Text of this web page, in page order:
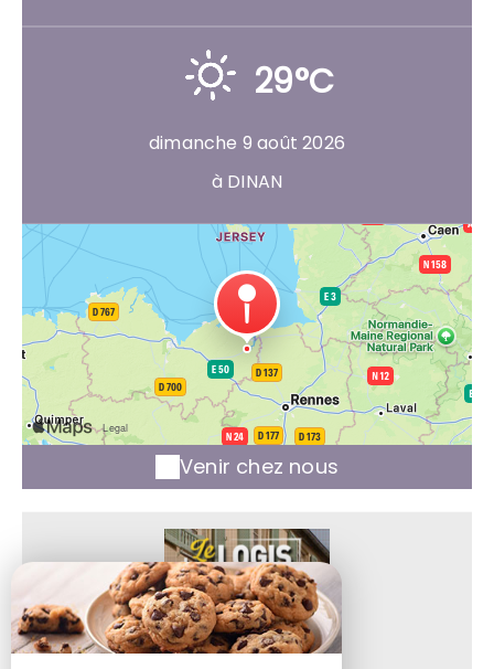
29°C
dimanche 9 août 2026
à DINAN
Venir chez nous
LE LOGIS DU JERZUAL